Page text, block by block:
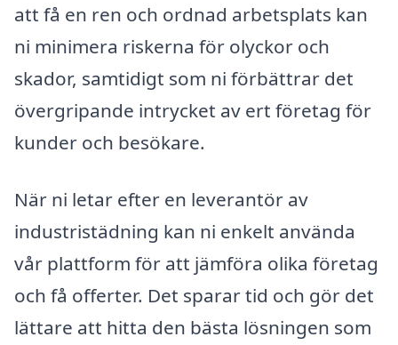
att få en ren och ordnad arbetsplats kan
ni minimera riskerna för olyckor och
skador, samtidigt som ni förbättrar det
övergripande intrycket av ert företag för
kunder och besökare.
När ni letar efter en leverantör av
industristädning kan ni enkelt använda
vår plattform för att jämföra olika företag
och få offerter. Det sparar tid och gör det
lättare att hitta den bästa lösningen som